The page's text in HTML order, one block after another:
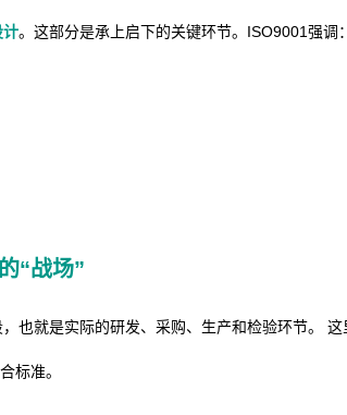
计。这部分是承上启下的关键环节。ISO9001强调
“战场”
，也就是实际的研发、采购、生产和检验环节。
标准。